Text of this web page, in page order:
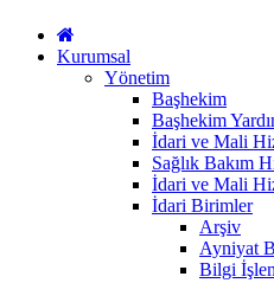
Kurumsal
Yönetim
Başhekim
Başhekim
İdari ve Mali
Sağlık Bakım
İdari ve Mali
İdari Birimler
Arşiv
Ayniyat
Bilgi